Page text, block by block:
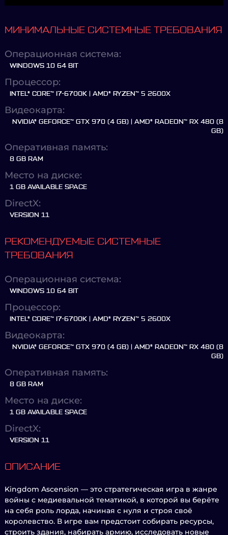
МИНИМАЛЬНЫЕ СИСТЕМНЫЕ ТРЕБОВАНИЯ
Операционная система:
WINDOWS 10 64 BIT
Процессор:
INTEL® CORE™ I7-6700K | AMD® RYZEN™ 5 2600X
Видеокарта:
NVIDIA® GEFORCE™ GTX 970 (4 GB) | AMD® RADEON™ RX 480 (8
GB)
Оперативная память:
8 GB RAM
Место на диске:
1 GB AVAILABLE SPACE
DirectX:
VERSION 11
РЕКОМЕНДУЕМЫЕ СИСТЕМНЫЕ
ТРЕБОВАНИЯ
Операционная система:
WINDOWS 10 64 BIT
Процессор:
INTEL® CORE™ I7-6700K | AMD® RYZEN™ 5 2600X
Видеокарта:
NVIDIA® GEFORCE™ GTX 970 (4 GB) | AMD® RADEON™ RX 480 (8
GB)
Оперативная память:
8 GB RAM
Место на диске:
1 GB AVAILABLE SPACE
DirectX:
VERSION 11
ОПИСАНИЕ
Kingdom Ascension — это стратегическая игра в жанре
войны с медиевальной тематикой, в которой вы берёте
на себя роль лорда, начиная с нуля и строя своё
королевство. В игре вам предстоит собирать ресурсы,
строить здания, набирать армию, исследовать новые